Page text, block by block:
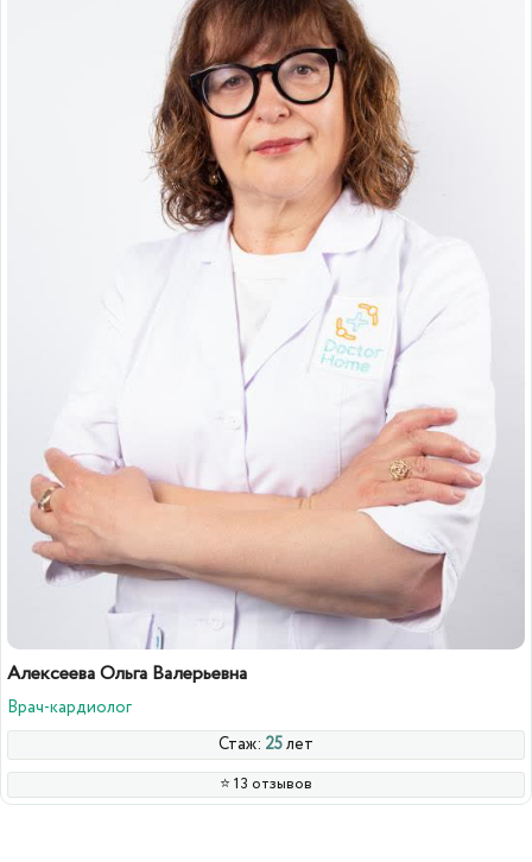
Алексеева Ольга Валерьевна
Врач-кардиолог
Стаж: 25лет
⭐️ 13 отзывов